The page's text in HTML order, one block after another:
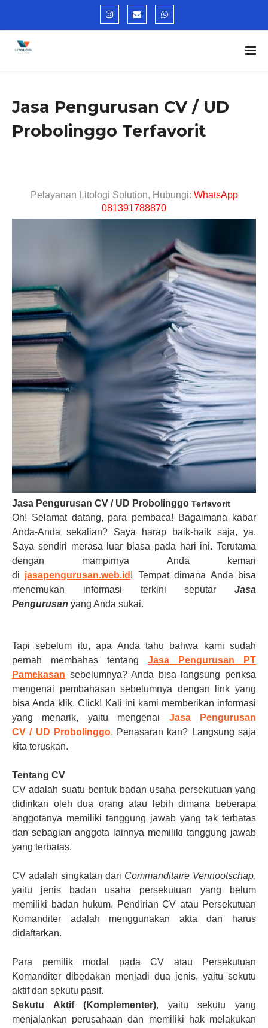
Jasa Pengurusan CV / UD
Probolinggo Terfavorit
Pelayanan Litologi Solution, Hubungi: WhatsApp
081391788870
Jasa Pengurusan CV / UD Probolinggo Terfavorit
Oh! Selamat datang, para pembaca! Bagaimana kabar
Anda-Anda sekalian? Saya harap baik-baik saja, ya.
Saya sendiri merasa luar biasa pada hari ini. Terutama
dengan mampirnya Anda kemari
di jasapengurusan.web.id ! Tempat dimana Anda bisa
menemukan informasi terkini seputar Jasa
Pengurusan yang Anda sukai.
Tapi sebelum itu, apa Anda tahu bahwa kami sudah
pernah membahas tentang
Jasa Pengurusan PT
Pamekasan sebelumnya? Anda bisa langsung periksa
mengenai pembahasan sebelumnya dengan link yang
bisa Anda klik. Click! Kali ini kami memberikan informasi
yang menarik, yaitu mengenai
Jasa Pengurusan
CV / UD Probolinggo. Penasaran kan? Langsung saja
kita teruskan.
Tentang CV
CV adalah suatu bentuk badan usaha persekutuan yang
didirikan oleh dua orang atau lebih dimana beberapa
anggotanya memiliki tanggung jawab yang tak terbatas
dan sebagian anggota lainnya memiliki tanggung jawab
yang terbatas.
CV adalah singkatan dari Commanditaire Vennootschap,
yaitu jenis badan usaha persekutuan yang belum
memiliki badan hukum. Pendirian CV atau Persekutuan
Komanditer adalah menggunakan akta dan harus
didaftarkan.
Para pemilik modal pada CV atau Persekutuan
Komanditer dibedakan menjadi dua jenis, yaitu sekutu
aktif dan sekutu pasif.
Sekutu Aktif
(Komplementer), yaitu sekutu yang
menjalankan perusahaan dan memiliki hak melakukan